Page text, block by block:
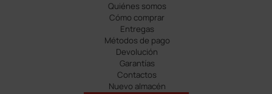
Quiénes somos
Cómo comprar
Entregas
Métodos de pago
Devolución
Garantías
Contactos
Nuevo almacén